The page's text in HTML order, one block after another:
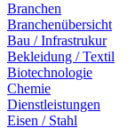
Branchen
Branchenübersicht
Bau / Infrastrukur
Bekleidung / Textil
Biotechnologie
Chemie
Dienstleistungen
Eisen / Stahl